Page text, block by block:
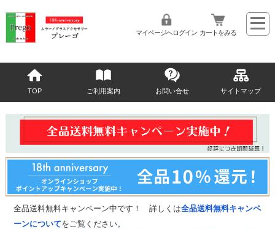
マイページへログイン カートをみる
TOP ご利用案内 お問い合せ サイトマップ
全品送料無料キャンペーン中です！ 詳しくは全品送料無料キャンペ
ーンについてをご覧ください。